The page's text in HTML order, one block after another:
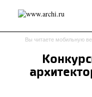
Россия Мир
send.project
Вы читаете мобильную